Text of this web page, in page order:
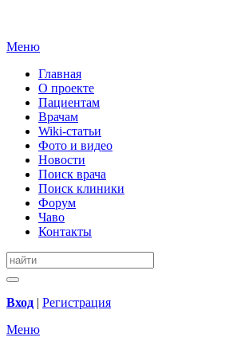
Меню
Главная
О проекте
Пациентам
Врачам
Wiki-статьи
Фото и видео
Новости
Поиск врача
Поиск клиники
Форум
Чаво
Контакты
Вход | Регистрация
Меню